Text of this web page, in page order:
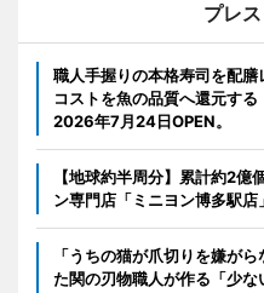
プレ
職人手握りの本格寿司を配
コストを魚の品質へ還元す
2026年7月24日OPEN。
【地球約半周分】累計約2
ン専門店「ミニヨン博多駅
「うちの猫が爪切りを嫌が
た関の刃物職人が作る「少